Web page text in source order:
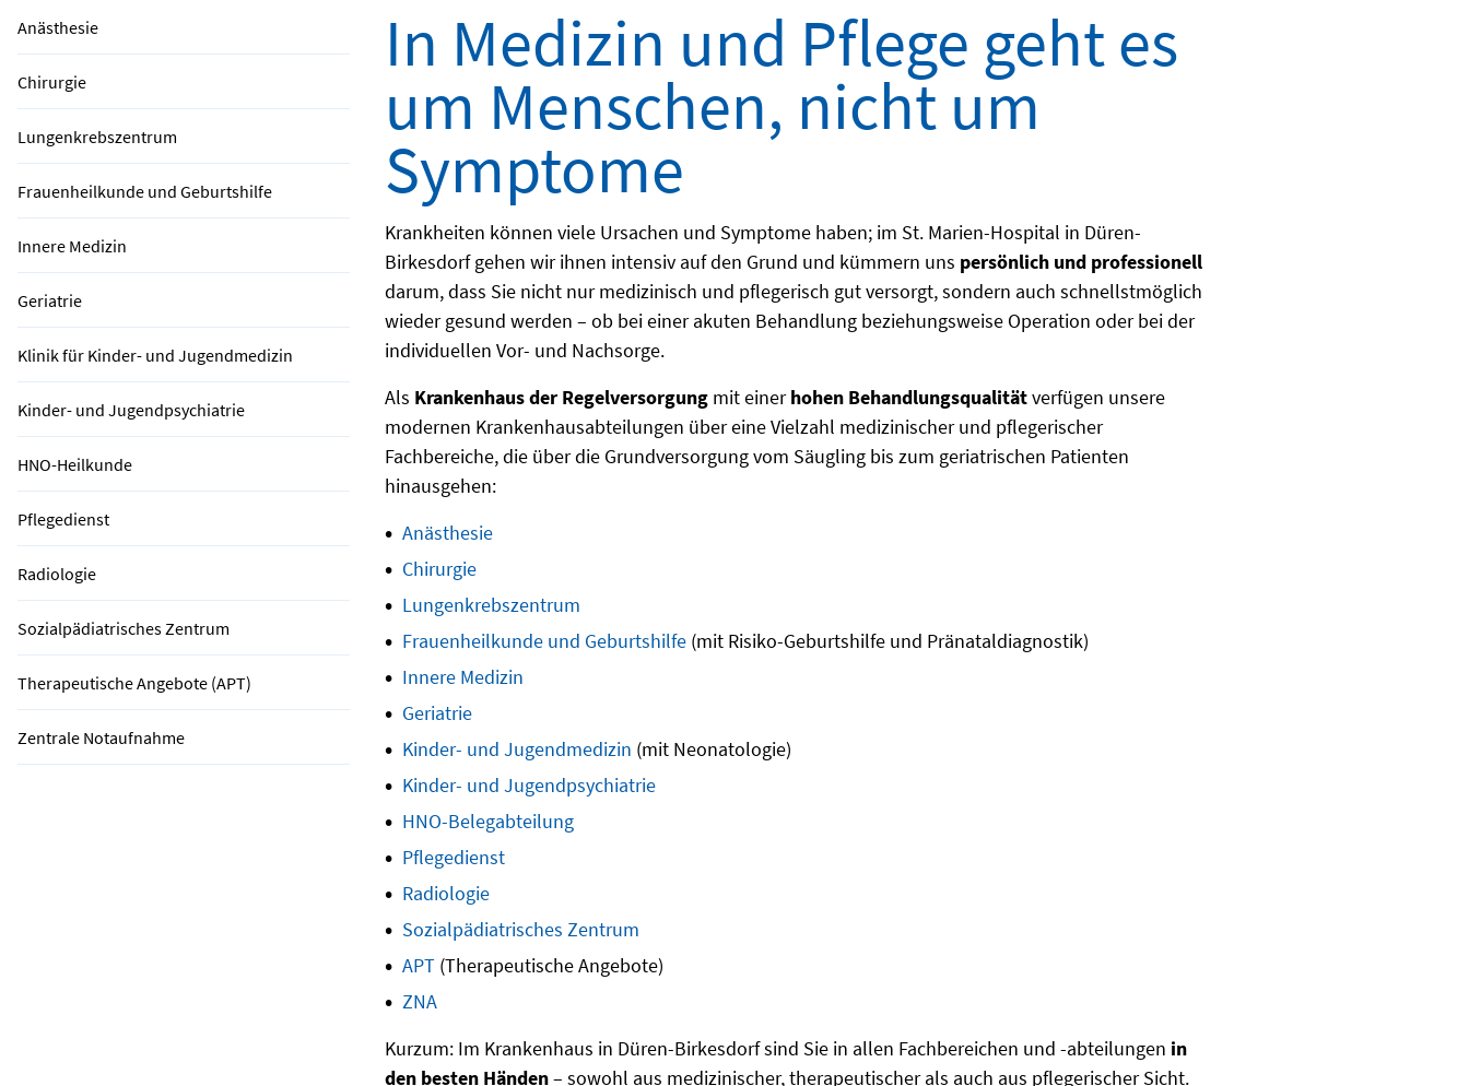
Anästhesie
Chirurgie
Lungenkrebszentrum
Frauenheilkunde und Geburtshilfe
Innere Medizin
Geriatrie
Klinik für Kinder- und Jugendmedizin
Kinder- und Jugendpsychiatrie
HNO-Heilkunde
Pflegedienst
Radiologie
Sozialpädiatrisches Zentrum
Therapeutische Angebote (APT)
Zentrale Notaufnahme
In Medizin und Pflege geht es
um Menschen, nicht um
Symptome
Krankheiten können viele Ursachen und Symptome haben; im St. Marien-Hospital in Düren-
Birkesdorf gehen wir ihnen intensiv auf den Grund und kümmern uns persönlich und professionell
darum, dass Sie nicht nur medizinisch und pflegerisch gut versorgt, sondern auch schnellstmöglich
wieder gesund werden – ob bei einer akuten Behandlung beziehungsweise Operation oder bei der
individuellen Vor- und Nachsorge.
Als Krankenhaus der Regelversorgung mit einerhohen Behandlungsqualitätverfügen unsere
modernen Krankenhausabteilungen über eine Vielzahl medizinischer und pflegerischer
Fachbereiche, die über die Grundversorgung vom Säugling bis zum geriatrischen Patienten
hinausgehen:
Anästhesie
Chirurgie
Lungenkrebszentrum
Frauenheilkunde und Geburtshilfe (mit Risiko-Geburtshilfe und Pränataldiagnostik)
Innere Medizin
Geriatrie
Kinder- und Jugendmedizin (mit Neonatologie)
Kinder- und Jugendpsychiatrie
HNO-Belegabteilung
Pflegedienst
Radiologie
Sozialpädiatrisches Zentrum
APT (Therapeutische Angebote)
ZNA
Kurzum: Im Krankenhaus in Düren-Birkesdorf sind Sie in allen Fachbereichen und -abteilungen in
den besten Händen– sowohl aus medizinischer, therapeutischer als auch aus pflegerischer Sicht.